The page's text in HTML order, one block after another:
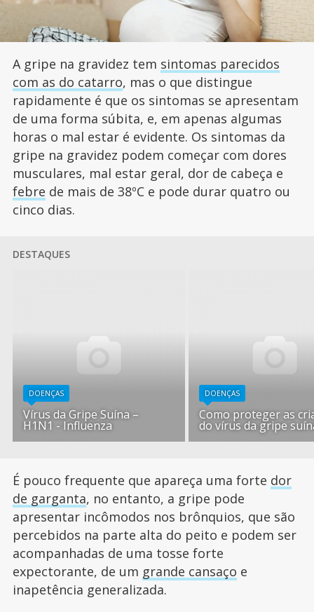
A gripe na gravidez tem sintomas parecidos
com as do catarro, mas o que distingue
rapidamente é que os sintomas se apresentam
de uma forma súbita, e, em apenas algumas
horas o mal estar é evidente. Os sintomas da
gripe na gravidez podem começar com dores
musculares, mal estar geral, dor de cabeça e
febre de mais de 38ºC e pode durar quatro ou
cinco dias.
DESTAQUES
DOENÇAS
Vírus da Gripe Suína –
H1N1 - Influenza
DOENÇAS
Como proteger as
do vírus da gripe
É pouco frequente que apareça uma forte dor
de garganta, no entanto, a gripe pode
apresentar incômodos nos brônquios, que são
percebidos na parte alta do peito e podem ser
acompanhadas de uma tosse forte
expectorante, de um grande cansaço e
inapetência generalizada.